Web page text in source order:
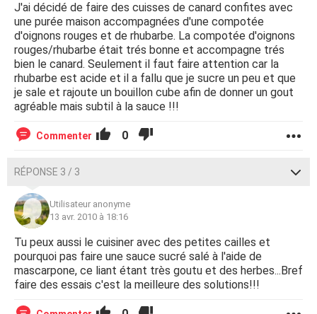
J'ai décidé de faire des cuisses de canard confites avec
une purée maison accompagnées d'une compotée
d'oignons rouges et de rhubarbe. La compotée d'oignons
rouges/rhubarbe était trés bonne et accompagne trés
bien le canard. Seulement il faut faire attention car la
rhubarbe est acide et il a fallu que je sucre un peu et que
je sale et rajoute un bouillon cube afin de donner un gout
agréable mais subtil à la sauce !!!
Commenter 0
RÉPONSE 3 / 3
Utilisateur anonyme
13 avr. 2010 à 18:16
Tu peux aussi le cuisiner avec des petites cailles et
pourquoi pas faire une sauce sucré salé à l'aide de
mascarpone, ce liant étant très goutu et des herbes...Bref
faire des essais c'est la meilleure des solutions!!!